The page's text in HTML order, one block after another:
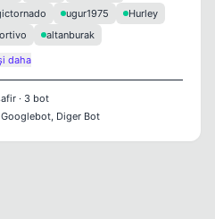
ugur1975
Hurley
altanburak
daha
· 3 bot
Diger Bot